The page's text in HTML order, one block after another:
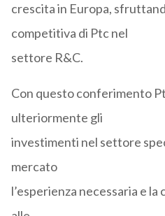
crescita in Europa,
competitiva di Ptc nel
settore R&C.
Con questo conferimento
ulteriormente gli
investimenti nel settore
mercato
l’esperienza necessaria e